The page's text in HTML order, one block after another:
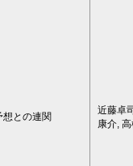
との連関
近藤卓
康介,